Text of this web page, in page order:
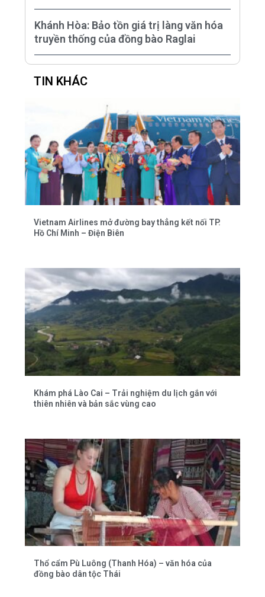
Khánh Hòa: Bảo tồn giá trị làng văn hóa
truyền thống của đồng bào Raglai
TIN KHÁC
Vietnam Airlines mở đường bay thẳng kết nối TP.
Hồ Chí Minh – Điện Biên
Khám phá Lào Cai – Trải nghiệm du lịch gắn với
thiên nhiên và bản sắc vùng cao
Thổ cẩm Pù Luông (Thanh Hóa) – văn hóa của
đồng bào dân tộc Thái